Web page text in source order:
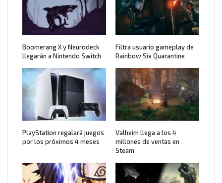
Boomerang X y Neurodeck
llegarán a Nintendo Switch
Filtra usuario gameplay de
Rainbow Six Quarantine
PlayStation regalará juegos
por los próximos 4 meses
Valheim llega a los 4
millones de ventas en
Steam